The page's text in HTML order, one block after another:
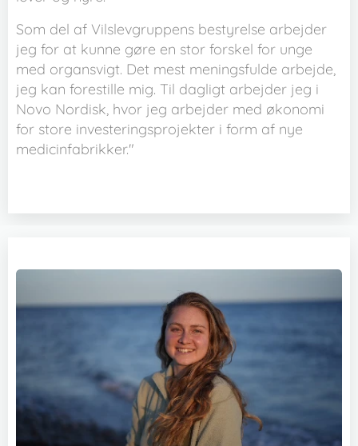
Som del af Vilslevgruppens bestyrelse arbejder
jeg for at kunne gøre en stor forskel for unge
med organsvigt. Det mest meningsfulde arbejde,
jeg kan forestille mig. Til dagligt arbejder jeg i
Novo Nordisk, hvor jeg arbejder med økonomi
for store investeringsprojekter i form af nye
medicinfabrikker."